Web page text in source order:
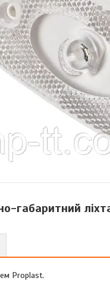
габаритний
Proplast.